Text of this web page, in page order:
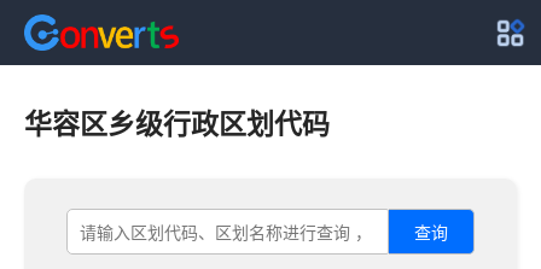
华容区乡级行政区划代码
查询